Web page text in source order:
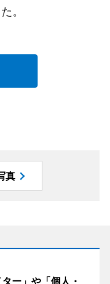
。
真
ー」や「個人・